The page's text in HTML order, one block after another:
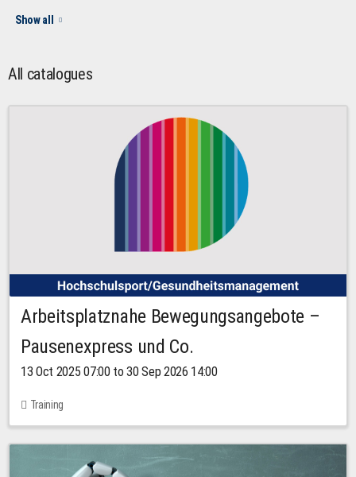
Show all
All catalogues
Arbeitsplatznahe Bewegungsangebote –
Pausenexpress und Co.
13 Oct 2025 07:00 to 30 Sep 2026 14:00
Training